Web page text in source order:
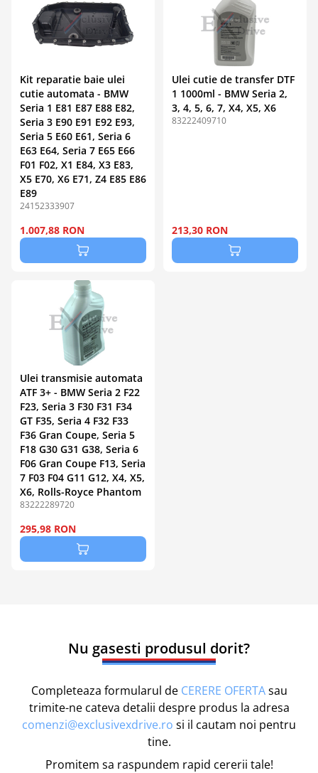
Kit reparatie baie ulei
cutie automata - BMW
Seria 1 E81 E87 E88 E82,
Seria 3 E90 E91 E92 E93,
Seria 5 E60 E61, Seria 6
E63 E64, Seria 7 E65 E66
F01 F02, X1 E84, X3 E83,
X5 E70, X6 E71, Z4 E85 E86
E89
24152333907
1.007,88 RON
Ulei cutie de transfer DTF
1 1000ml - BMW Seria 2,
3, 4, 5, 6, 7, X4, X5, X6
83222409710
213,30 RON
Ulei transmisie automata
ATF 3+ - BMW Seria 2 F22
F23, Seria 3 F30 F31 F34
GT F35, Seria 4 F32 F33
F36 Gran Coupe, Seria 5
F18 G30 G31 G38, Seria 6
F06 Gran Coupe F13, Seria
7 F03 F04 G11 G12, X4, X5,
X6, Rolls-Royce Phantom
83222289720
295,98 RON
Nu gasesti produsul dorit?
Completeaza formularul de CERERE OFERTAsau
trimite-ne cateva detalii despre produs la adresa
comenzi@exclusivexdrive.ro si il cautam noi pentru
tine.
Promitem sa raspundem rapid cererii tale!